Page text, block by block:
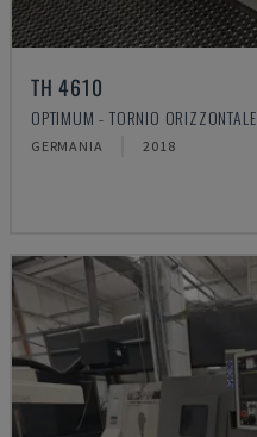
TH 4610
OPTIMUM - TORNIO ORIZZONTALE
GERMANIA 2018